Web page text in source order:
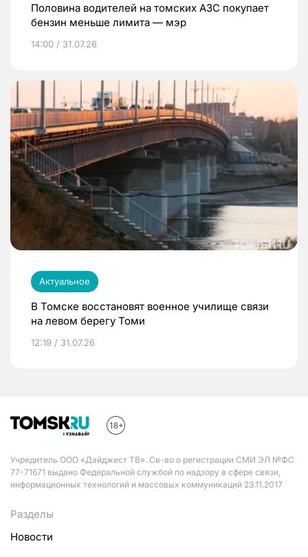
Половина водителей на томских АЗС покупает
бензин меньше лимита — мэр
14:00 / 31.07.26
Актуальное
В Томске восстановят военное училище связи
на левом берегу Томи
12:19 / 31.07.26
Учредитель ООО «Дайджест ТВ». Св-во о регистрации СМИ ЭЛ №ФС
77-71671 выдано Федеральной службой по надзору в сфере связи,
информационных технологий и массовых коммуникаций 23.11.2017
Разделы
Новости